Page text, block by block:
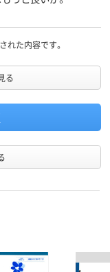
れた内容です。
る